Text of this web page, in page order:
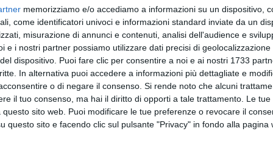
memorizziamo e/o accediamo a informazioni su un dispositivo,
come identificatori univoci e informazioni standard inviate da un
misurazione di annunci e contenuti, analisi dell'audience e
e i nostri partner possiamo utilizzare dati precisi di
dispositivo. Puoi fare clic per consentire a noi e ai nostri 1733
In alternativa puoi accedere a informazioni più dettagliate e
o di negare il consenso. Si rende noto che alcuni
il tuo consenso, ma hai il diritto di opporti a tale trattamento. Le
sito web. Puoi modificare le tue preferenze o revocare il
questo sito e facendo clic sul pulsante "Privacy" in fondo alla pagina
appresa la notizia, a nome dell'intera comunità
felicitazioni e auguri per la nomina.